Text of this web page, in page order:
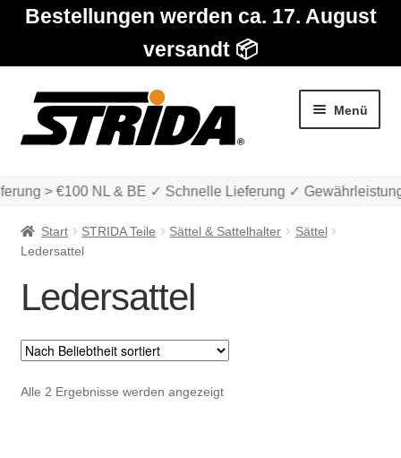
Bestellungen werden ca. 17. August
versandt 📦
Zur
Navigation
springen
Zum
Inhalt
springen
Menü
Die Modelle
Katalog
Account & Support
> €100 NL & BE ✓ Schnelle Lieferung ✓ Gewährleistung
Start STRIDA Teile Sättel & Sattelhalter
Sättel
Ledersattel
Ledersattel
Alle 2 Ergebnisse werden angezeigtNach